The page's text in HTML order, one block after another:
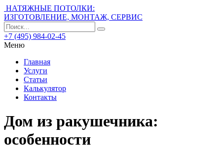
НАТЯЖНЫЕ ПОТОЛКИ:
ИЗГОТОВЛЕНИЕ, МОНТАЖ, СЕРВИС
+7 (495) 984-02-45
Меню
Главная
Услуги
Статьи
Калькулятор
Контакты
Дом из ракушечника:
особенности